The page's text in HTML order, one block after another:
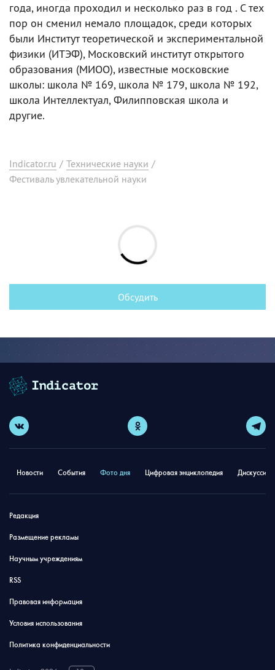
года, иногда проходил и несколько раз в год . С тех
пор он сменил немало площадок, среди которых
были Институт теоретической и экспериментальной
физики (ИТЭФ), Московский институт открытого
образования (МИОО), известные московские
школы: школа № 169, школа № 179, школа № 192,
школа Интеллектуал, Филипповская школа и
другие.
Indicator.ru / Технические науки /
Фестиваль увлекательной науки
Обсудить
Новости События Фото дня Цифровая энциклопедия
Редакция
Размещение рекламы
Научным учреждениям
RSS
Правовая информация
Условия использования
Политика конфиденциальности